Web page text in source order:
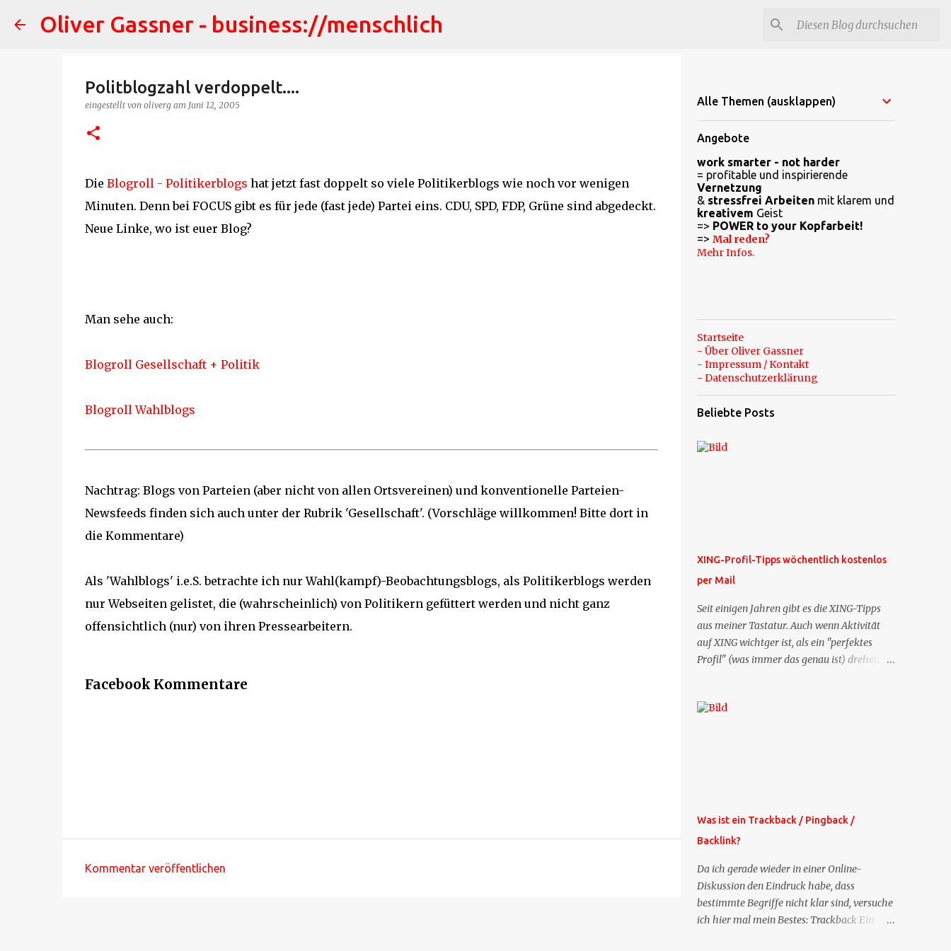
Direkt zum Hauptbereich
Oliver Gassner - business://menschlich
Politblogzahl verdoppelt....
eingestellt von oliverg am Juni 12, 2005
Die Blogroll - Politikerblogs hat jetzt fast doppelt so viele Politikerblogs wie noch vor wenigen
Minuten. Denn bei FOCUS gibt es für jede (fast jede) Partei eins. CDU, SPD, FDP, Grüne sind abgedeckt.
Neue Linke, wo ist euer Blog?
Man sehe auch:
Blogroll Gesellschaft + Politik
Blogroll Wahlblogs
Nachtrag: Blogs von Parteien (aber nicht von allen Ortsvereinen) und konventionelle Parteien-
Newsfeeds finden sich auch unter der Rubrik 'Gesellschaft'. (Vorschläge willkommen! Bitte dort in
die Kommentare)
Als 'Wahlblogs' i.e.S. betrachte ich nur Wahl(kampf)-Beobachtungsblogs, als Politikerblogs werden
nur Webseiten gelistet, die (wahrscheinlich) von Politikern gefüttert werden und nicht ganz
offensichtlich (nur) von ihren Pressearbeitern.
Facebook Kommentare
Kommentar veröffentlichen
Alle Themen (ausklappen)
Angebote
work smarter - not harder
= profitable und inspirierende
Vernetzung
& stressfrei Arbeitenmit klarem und
kreativem Geist
=> POWER to your Kopfarbeit!
=> Mal reden?
Mehr Infos.
Startseite
- Über Oliver Gassner
- Impressum / Kontakt
- Datenschutzerklärung
Beliebte Posts
XING-Profil-Tipps wöchentlich kostenlos
per Mail
Seit einigen Jahren gibt es die XING-Tipps
aus meiner Tastatur. Auch wenn Aktivität
auf XING wichtger ist, als ein "perfektes
Profil" (was immer das genau ist) drehen
es jetzt die Profil-Fragen zu XING als eigene
Weitere Mailangebote dieser Art sehen Sie
auf meiner XING-Seite oder hier oben rechts
im Blog. Die Profilfragen werde ich
mittelfristig aus der normalen XING-Tipp-
Mail entfernen, da ich sie so nur an einer
Stelle pflegen muss.
Was ist ein Trackback / Pingback /
Backlink?
Da ich gerade wieder in einer Online-
Diskussion den Eindruck habe, dass
bestimmte Begriffe nicht klar sind, versuche
ich hier mal mein Bestes: Trackback Ein